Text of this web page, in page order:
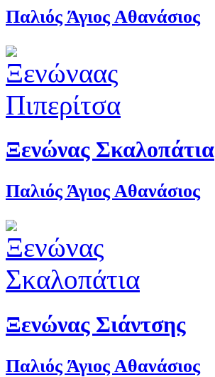
Παλιός Άγιος Αθανάσιος
Ξενώνας Σκαλοπάτια
Παλιός Άγιος Αθανάσιος
Ξενώνας Σιάντσης
Παλιός Άγιος Αθανάσιος